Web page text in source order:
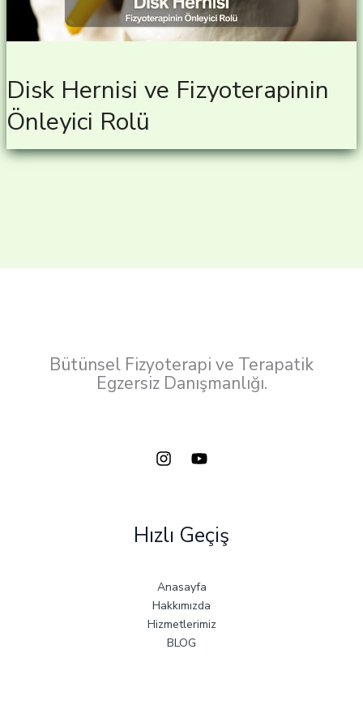
Disk Hernisi ve Fizyoterapinin
Önleyici Rolü
Bütünsel Fizyoterapi ve Terapatik
Egzersiz Danışmanlığı.
Hızlı Geçiş
Anasayfa
Hakkımızda
Hizmetlerimiz
BLOG